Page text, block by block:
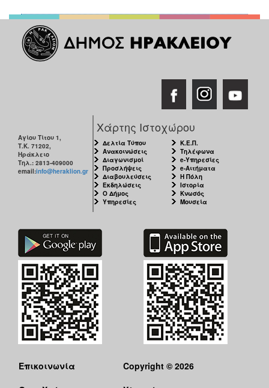
ΠΟΛΗΑγίου Τίτου 1,
Τ.Κ. 71202,
Ηράκλειο
Τηλ.: 2813-409000
email:info@heraklion.gr
Χάρτης Ιστοχώρου
Δελτία Τύπου
Ανακοινώσεις
Διαγωνισμοί
Προσλήψεις
Διαβουλεύσεις
Εκδηλώσεις
Ο Δήμος
Υπηρεσίες
Κ.Ε.Π.
Τηλέφωνα
e-Υπηρεσίες
e-Αιτήματα
Η Πόλη
Ιστορία
Κνωσός
Μουσεία
Επικοινωνία
Copyright © 2026